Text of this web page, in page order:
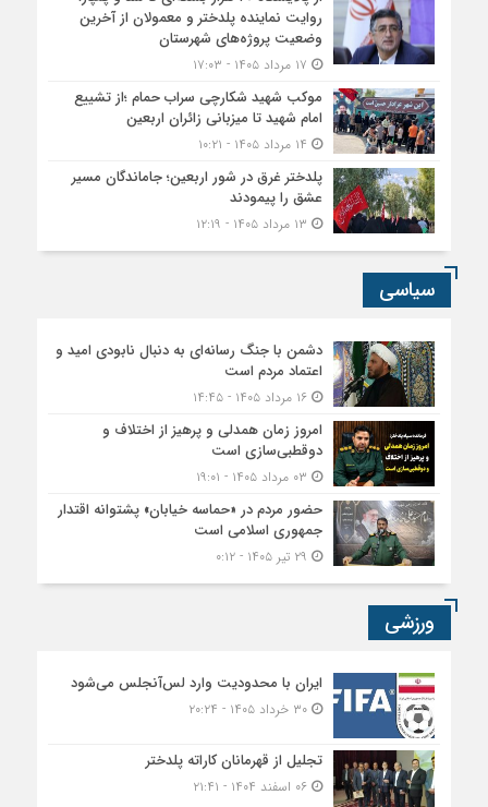
روایت نماینده پلدختر و معمولان از آخرین
وضعیت پروژه‌های شهرستان
موکب شهید شکارچی سراب حمام ؛از تشییع
امام شهید تا میزبانی زائران اربعین
پلدختر غرق در شور اربعین؛ جاماندگان مسیر
عشق را پیمودند
سیاسی
دشمن با جنگ رسانه‌ای به دنبال نابودی امید و
اعتماد مردم است
۱۶ مرداد ۱۴۰۵ - ۱۴:۴۵
امروز زمان همدلی و پرهیز از اختلاف و
دوقطبی‌سازی است
حضور مردم در «حماسه خیابان» پشتوانه اقتدار
جمهوری اسلامی است
ورزشی
ایران با محدودیت وارد لس‌آنجلس می‌شود
۳۰ خرداد ۱۴۰۵ - ۲۰:۲۴
تجلیل از قهرمانان کاراته پلدختر
۰۶ اسفند ۱۴۰۴ - ۲۱:۴۱